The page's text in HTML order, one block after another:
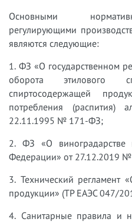
Основными
регулирующими
являются следующие:
1. ФЗ «О государственном
оборота этилового
спиртосодержащей
потребления (распития)
22.11.1995 № 171-ФЗ;
2. ФЗ «О виноградарстве
Федерации» от 27.12.2019
3. Технический регламент
продукции» (ТР ЕАЭС 047/
4. Санитарные правила и